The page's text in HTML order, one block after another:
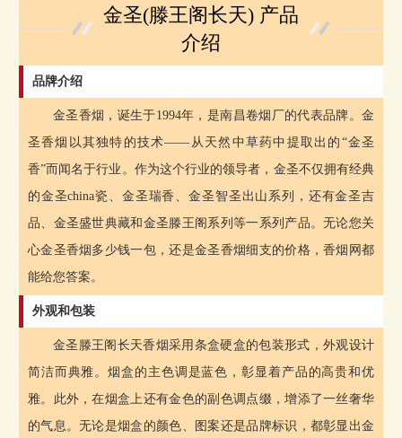
金圣(滕王阁长天) 产品
介绍
品牌介绍
金圣香烟，诞生于1994年，是南昌卷烟厂的代表品牌。金
圣香烟以其独特的技术——从天然中草药中提取出的“金圣
香”而闻名于行业。作为这个行业的领导者，金圣不仅拥有经典
的金圣china瓷、金圣瑞香、金圣智圣出山系列，还有金圣吉
品、金圣盛世典藏和金圣滕王阁系列等一系列产品。无论您关
心金圣香烟多少钱一包，还是金圣香烟细支的价格，香烟网都
能给您答案。
外观和包装
金圣滕王阁长天香烟采用条盒硬盒的包装形式，外观设计
简洁而典雅。烟盒的主色调是蓝色，彰显着产品的高贵和优
雅。此外，在烟盒上还有金色的副色调点缀，增添了一丝奢华
的气息。无论是烟盒的颜色、图案还是品牌标识，都彰显出金